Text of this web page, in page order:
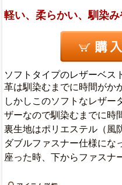
軽い、柔らかい、馴染
ソフトタイプのレザーベス
革は馴染むまでに時間がか
しかしこのソフトなレザー
ザーなので馴染むまでに時
裏生地はポリエステル（風
ダブルファスナー仕様にな
座った時、下からファスナ